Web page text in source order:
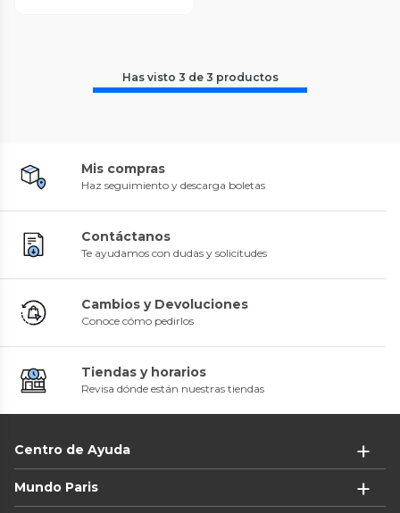
Has visto 3 de 3 productos
Mis compras
Haz seguimiento y descarga boletas
Contáctanos
Te ayudamos con dudas y solicitudes
Cambios y Devoluciones
Conoce cómo pedirlos
Tiendas y horarios
Revisa dónde están nuestras tiendas
Centro de Ayuda
Mundo Paris